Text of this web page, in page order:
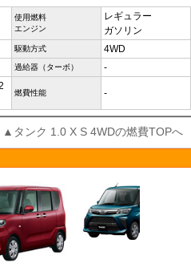
使用燃料
エンジン
レギュラー
ガソリン
駆動方式 4WD
過給器（ターボ） -
燃費性能 -
▲タンク 1.0 X S 4WDの燃費TOPへ